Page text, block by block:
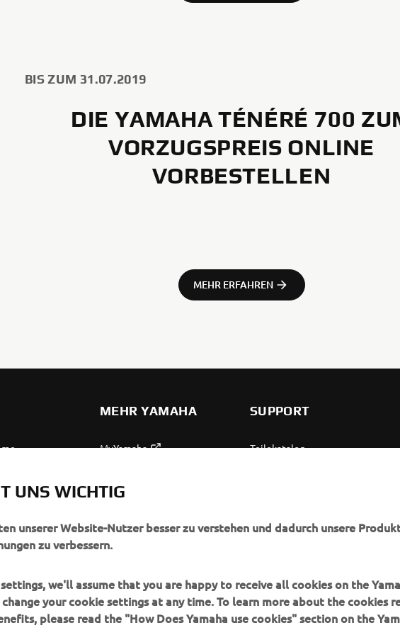
BIS ZUM 31.07.2019
DIE YAMAHA TÉNÉRÉ 700
VORZUGSPREIS ONLINE
VORBESTELLEN
MEHR ERFAHREN
und
MEHR YAMAHA
MyYamaha
Yamaha Racing
Yamaha Motor Global
Mobile Anwendungen
SUPPORT
Teilekatalog
Umgang mit Altbatterien
UNS WICHTIG
unserer Website-Nutzer besser zu verstehen und dadurch unsere
zu verbessern.
we'll assume that you are happy to receive all cookies on the
your cookie settings at any time. To learn more about the cookies
please read the "How Does Yamaha use cookies" section on the